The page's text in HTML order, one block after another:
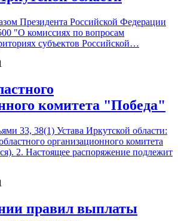
Президента Российской Федерации
"О комиссиях по вопросам
субъектов Российской…
комитета "Победа"
33, 38(1) Устава Иркутской области:
организационного комитета
2. Настоящее распоряжение подлежит
правил выплаты